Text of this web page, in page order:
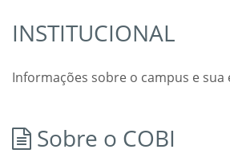
INSTITUCIONAL
Informações sobre o campus e
Sobre o COBI